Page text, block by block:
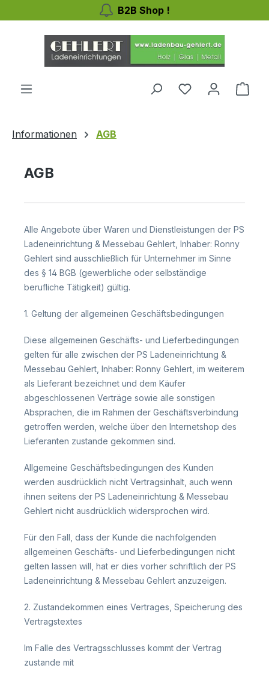
Zum Hauptinhalt springenB2B Shop !
Du hast 0
Informationen AGB
AGB
Alle Angebote über Waren und Dienstleistungen der PS
Ladeneinrichtung & Messebau Gehlert, Inhaber: Ronny
Gehlert sind ausschließlich für Unternehmer im Sinne
des § 14 BGB (gewerbliche oder selbständige
berufliche Tätigkeit) gültig.
1. Geltung der allgemeinen Geschäftsbedingungen
Diese allgemeinen Geschäfts- und Lieferbedingungen
gelten für alle zwischen der PS Ladeneinrichtung &
Messebau Gehlert, Inhaber: Ronny Gehlert, im weiterem
als Lieferant bezeichnet und dem Käufer
abgeschlossenen Verträge sowie alle sonstigen
Absprachen, die im Rahmen der Geschäftsverbindung
getroffen werden, welche über den Internetshop des
Lieferanten zustande gekommen sind.
Allgemeine Geschäftsbedingungen des Kunden
werden ausdrücklich nicht Vertragsinhalt, auch wenn
ihnen seitens der PS Ladeneinrichtung & Messebau
Gehlert nicht ausdrücklich widersprochen wird.
Für den Fall, dass der Kunde die nachfolgenden
allgemeinen Geschäfts- und Lieferbedingungen nicht
gelten lassen will, hat er dies vorher schriftlich der PS
Ladeneinrichtung & Messebau Gehlert anzuzeigen.
2. Zustandekommen eines Vertrages, Speicherung des
Vertragstextes
Im Falle des Vertragsschlusses kommt der Vertrag
zustande mit